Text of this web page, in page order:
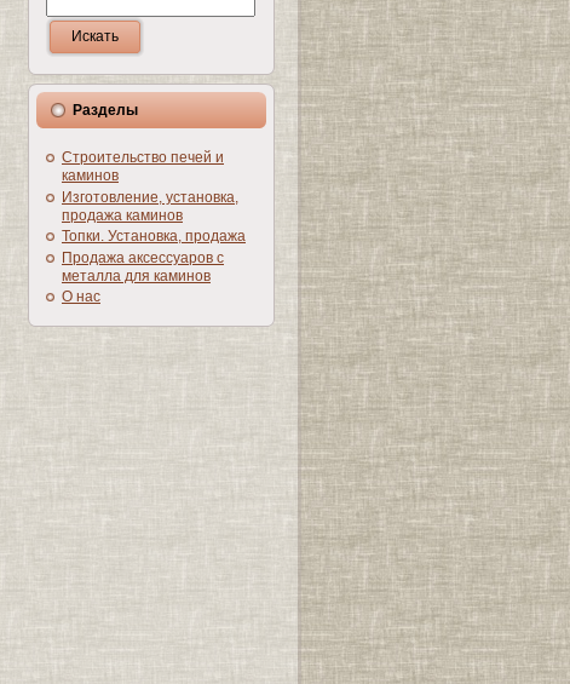
Разделы
Строительство печей и
каминов
Изготовление, установка,
продажа каминов
Топки. Установка, продажа
Продажа аксессуаров с
металла для каминов
О нас